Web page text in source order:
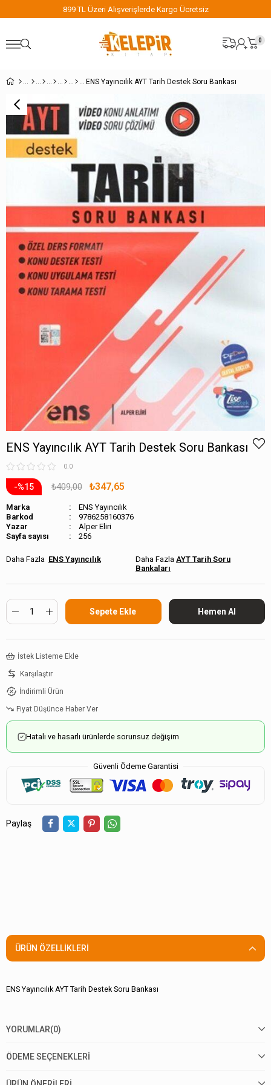
899 TL Üzeri Alışverişlerde Kargo Ücretsiz
0
ENS Yayıncılık AYT Tarih Destek Soru Bankası
ENS Yayıncılık AYT Tarih Destek Soru Bankası
0.0
15 ₺409,00 ₺347,65
Marka
ENS Yayıncılık
Barkod
9786258160376
Alper Eliri
Sayfa sayısı
256
ENS Yayıncılık
AYT Tarih Soru
Bankaları
İstek Listeme Ekle
Karşılaştır
İndirimli Ürün
Fiyat Düşünce Haber Ver
Hatalı ve hasarlı ürünlerde sorunsuz değişim
Güvenli Ödeme Garantisi
Paylaş
ÜRÜN ÖZELLIKLERI
ENS Yayıncılık AYT Tarih Destek Soru Bankası
YORUMLAR(0)
ÖDEME SEÇENEKLERI